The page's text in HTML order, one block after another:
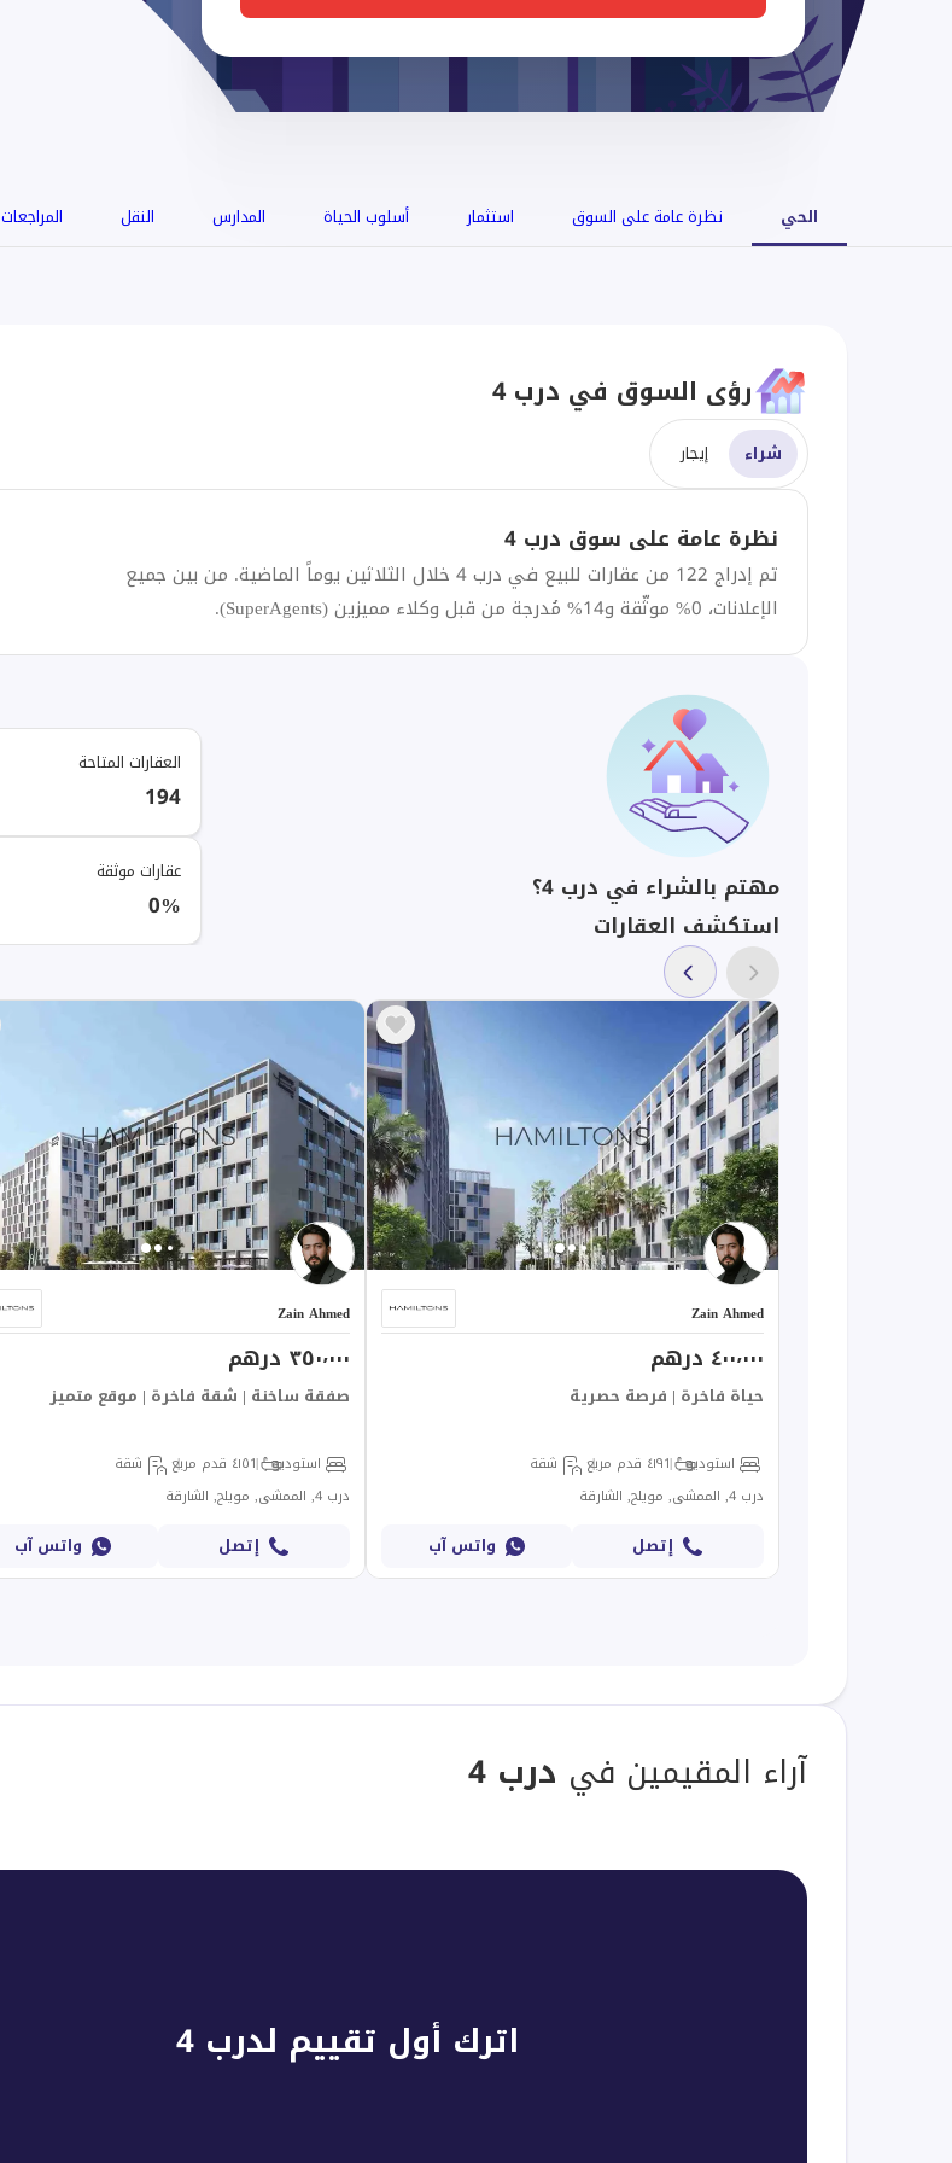
الحي نظرة عامة على السوق استثمار أسلوب الحياة المدارس النقل المراجعات
رؤى السوق في درب 4
شراء إيجار
نظرة عامة على سوق درب 4
تم إدراج 122 من عقارات للبيع في درب 4 خلال الثلاثين يوماً الماضية. من بين جميع
الإعلانات، 0% موثّقة و14% مُدرجة من قبل وكلاء مميزين (SuperAgents).
مهتم بالشراء في درب 4؟
استكشف العقارات
العقارات المتاحة
194
عقارات موثقة
0%
Zain Ahmed
٤٠٠٬٠٠٠ درهم
حياة فاخرة | فرصة حصرية
استوديو 1٤١٩ قدم مربع
شقة
درب 4, الممشى, مويلح, الشارقة
إتصل واتس آب
Zain Ahmed
٣٥٠٬٠٠٠ درهم
صفقة ساخنة | شقة فاخرة | موقع متميز
استوديو 1٤١٥ قدم مربع
شقة
درب 4, الممشى, مويلح, الشارقة
إتصل واتس آب
آراء المقيمين في درب 4
اترك أول تقييم لدرب 4